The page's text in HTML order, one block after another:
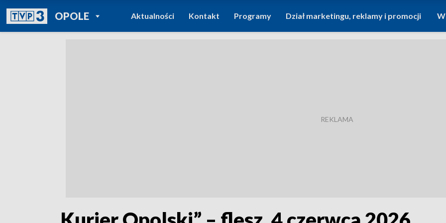
OPOLEPOWRÓT DO
TVP REGIONY
Aktualności Kontakt Programy Dział marketingu, reklamy i promocji